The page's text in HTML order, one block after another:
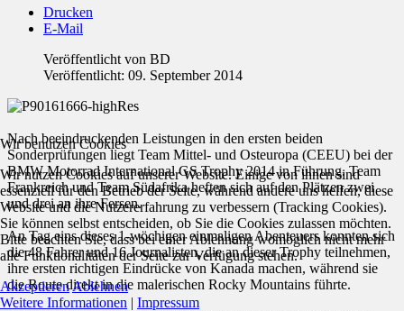
Drucken
E-Mail
Veröffentlicht von BD
Veröffentlicht: 09. September 2014
Nach beeindruckenden Leistungen in den ersten beiden
Sonderprüfungen liegt Team Mittel- und Osteuropa (CEEU) bei der
BMW Motorrad International GS Trophy 2014 in Führung. Team
Frankreich und Team Südafrika heften sich auf den Plätzen zwei
und drei an ihre Fersen.
An Tag eins dieses 1-wöchigen einmaligen Abenteuers konnten sich
die 48 Fahrer und 16 Journalisten, die an dieser Trophy teilnehmen,
ihre ersten richtigen Eindrücke von Kanada machen, während sie
die Route direkt in die malerischen Rocky Mountains führte.
Wir benutzen Cookies
Wir nutzen Cookies auf unserer Website. Einige von ihnen sind
essenziell für den Betrieb der Seite, während andere uns helfen, diese
Website und die Nutzererfahrung zu verbessern (Tracking Cookies).
Sie können selbst entscheiden, ob Sie die Cookies zulassen möchten.
Bitte beachten Sie, dass bei einer Ablehnung womöglich nicht mehr
alle Funktionalitäten der Seite zur Verfügung stehen.
AkzeptierenAblehnen
Weitere Informationen | Impressum